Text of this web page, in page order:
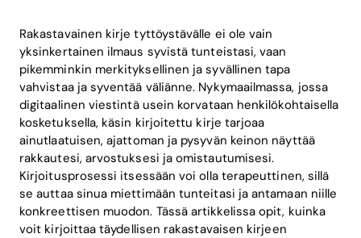
Rakastavainen kirje tyttöystävälle ei ole vain
yksinkertainen ilmaus syvistä tunteistasi, vaan
pikemminkin merkityksellinen ja syvällinen tapa
vahvistaa ja syventää väliänne. Nykymaailmassa, jossa
digitaalinen viestintä usein korvataan henkilökohtaisella
kosketuksella, käsin kirjoitettu kirje tarjoaa
ainutlaatuisen, ajattoman ja pysyvän keinon näyttää
rakkautesi, arvostuksesi ja omistautumisesi.
Kirjoitusprosessi itsessään voi olla terapeuttinen, sillä
se auttaa sinua miettimään tunteitasi ja antamaan niille
konkreettisen muodon. Tässä artikkelissa opit, kuinka
voit kirjoittaa täydellisen rakastavaisen kirjeen